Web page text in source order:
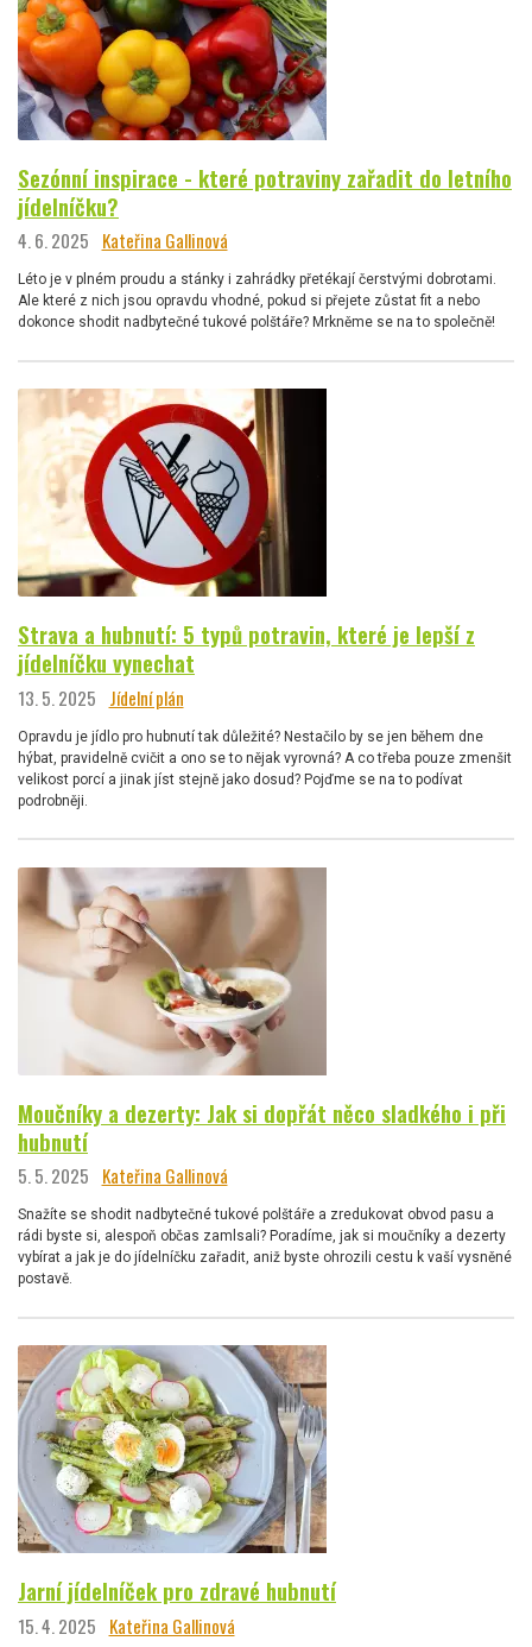
Sezónní inspirace - které potraviny zařadit do letního
jídelníčku?
4. 6. 2025 Kateřina Gallinová
Léto je v plném proudu a stánky i zahrádky přetékají čerstvými dobrotami.
Ale které z nich jsou opravdu vhodné, pokud si přejete zůstat fit a nebo
dokonce shodit nadbytečné tukové polštáře? Mrkněme se na to společně!
Strava a hubnutí: 5 typů potravin, které je lepší z
jídelníčku vynechat
13. 5. 2025 Jídelní plán
Opravdu je jídlo pro hubnutí tak důležité? Nestačilo by se jen během dne
hýbat, pravidelně cvičit a ono se to nějak vyrovná? A co třeba pouze zmenšit
velikost porcí a jinak jíst stejně jako dosud? Pojďme se na to podívat
podrobněji.
Moučníky a dezerty: Jak si dopřát něco sladkého i při
hubnutí
5. 5. 2025 Kateřina Gallinová
Snažíte se shodit nadbytečné tukové polštáře a zredukovat obvod pasu a
rádi byste si, alespoň občas zamlsali? Poradíme, jak si moučníky a dezerty
vybírat a jak je do jídelníčku zařadit, aniž byste ohrozili cestu k vaší vysněné
postavě.
Jarní jídelníček pro zdravé hubnutí
15. 4. 2025 Kateřina Gallinová